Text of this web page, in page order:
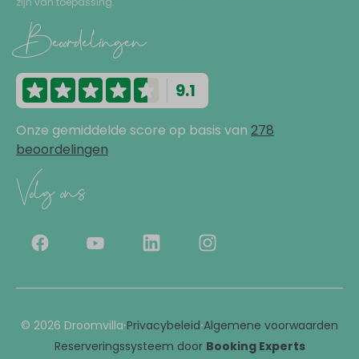
Beoordelingen
9.1
Onze gemiddelde score op basis van 278
beoordelingen
Volg ons
© 2026 Droomvilla·Privacybeleid·Algemene voorwaarden
Reserveringssysteem door Booking Experts